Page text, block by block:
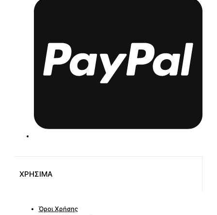
ΧΡΗΣΙΜΑ
Όροι Χρήσης